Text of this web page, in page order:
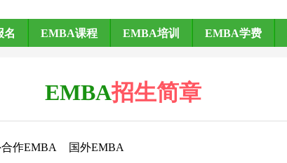
名 EMBA课程 EMBA培训 EMBA学费
EMBA招生简章
作EMBA 国外EMBA